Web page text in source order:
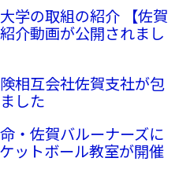
学の取組の紹介 【佐賀
介動画が公開されまし
相互会社佐賀支社が包
した
・佐賀バルーナーズに
ットボール教室が開催